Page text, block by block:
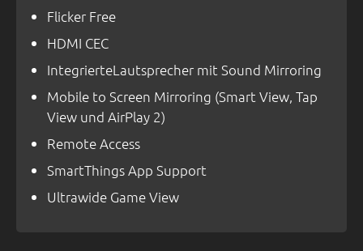
Flicker Free
HDMI CEC
IntegrierteLautsprecher mit Sound Mirroring
Mobile to Screen Mirroring (Smart View, Tap
View und AirPlay 2)
Remote Access
SmartThings App Support
Ultrawide Game View